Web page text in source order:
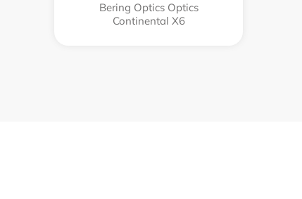
Bering Optics Optics
Continental X6